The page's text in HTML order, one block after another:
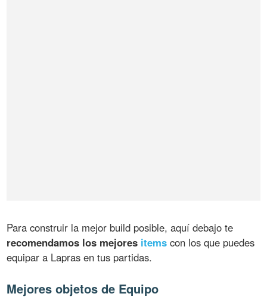
Para construir la mejor build posible, aquí debajo te
recomendamos los mejores items con los que puedes
equipar a Lapras en tus partidas.
Mejores objetos de Equipo